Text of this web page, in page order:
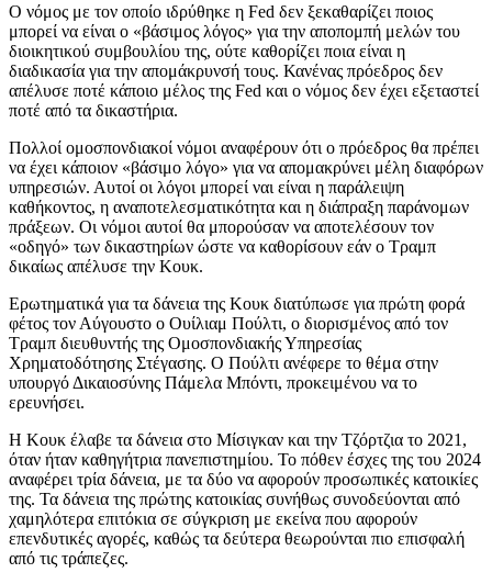
Ο νόμος με τον οποίο ιδρύθηκε η Fed δεν ξεκαθαρίζει ποιος
μπορεί να είναι ο «βάσιμος λόγος» για την αποπομπή μελών του
διοικητικού συμβουλίου της, ούτε καθορίζει ποια είναι η
διαδικασία για την απομάκρυνσή τους. Κανένας πρόεδρος δεν
απέλυσε ποτέ κάποιο μέλος της Fed και ο νόμος δεν έχει εξεταστεί
ποτέ από τα δικαστήρια.
Πολλοί ομοσπονδιακοί νόμοι αναφέρουν ότι ο πρόεδρος θα πρέπει
να έχει κάποιον «βάσιμο λόγο» για να απομακρύνει μέλη διαφόρων
υπηρεσιών. Αυτοί οι λόγοι μπορεί ναι είναι η παράλειψη
καθήκοντος, η αναποτελεσματικότητα και η διάπραξη παράνομων
πράξεων. Οι νόμοι αυτοί θα μπορούσαν να αποτελέσουν τον
«οδηγό» των δικαστηρίων ώστε να καθορίσουν εάν ο Τραμπ
δικαίως απέλυσε την Κουκ.
Ερωτηματικά για τα δάνεια της Κουκ διατύπωσε για πρώτη φορά
φέτος τον Αύγουστο ο Ουίλιαμ Πούλτι, ο διορισμένος από τον
Τραμπ διευθυντής της Ομοσπονδιακής Υπηρεσίας
Χρηματοδότησης Στέγασης. Ο Πούλτι ανέφερε το θέμα στην
υπουργό Δικαιοσύνης Πάμελα Μπόντι, προκειμένου να το
ερευνήσει.
Η Κουκ έλαβε τα δάνεια στο Μίσιγκαν και την Τζόρτζια το 2021,
όταν ήταν καθηγήτρια πανεπιστημίου. Το πόθεν έσχες της του 2024
αναφέρει τρία δάνεια, με τα δύο να αφορούν προσωπικές κατοικίες
της. Τα δάνεια της πρώτης κατοικίας συνήθως συνοδεύονται από
χαμηλότερα επιτόκια σε σύγκριση με εκείνα που αφορούν
επενδυτικές αγορές, καθώς τα δεύτερα θεωρούνται πιο επισφαλή
από τις τράπεζες.